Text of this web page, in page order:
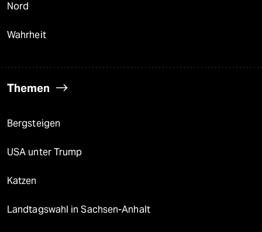
Nord
Wahrheit
Themen
Bergsteigen
USA unter Trump
Katzen
Landtagswahl in Sachsen-Anhalt